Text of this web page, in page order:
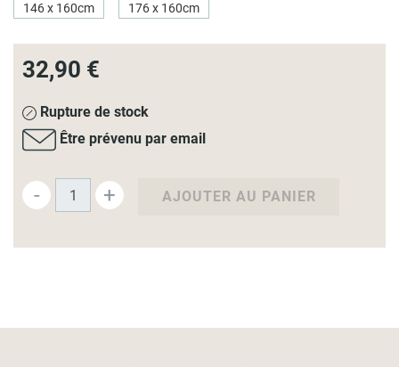
146 x 160cm
176 x 160cm
32,90 €
Rupture de stock
Être prévenu par email
- + AJOUTER AU PANIER